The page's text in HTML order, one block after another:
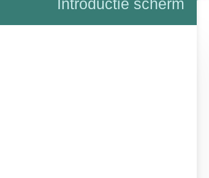
Introductie scherm